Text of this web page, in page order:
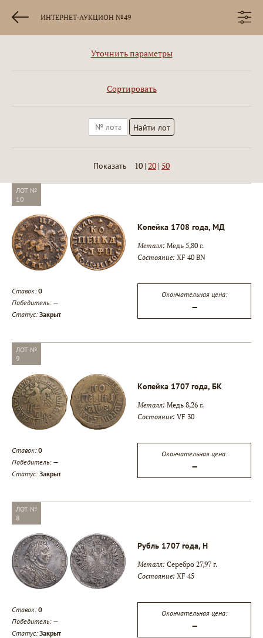
ИНТЕРНЕТ-АУКЦИОН №49
Уточнить параметры
Сортировать
Показать 10 | 20 | 50
ЛОТ №
10
Копейка 1708 года, МД
Металл: Медь 5,80 г.
Состояние: XF 40 BN
Ставок:0
Победитель: —
Статус:Закрыт
Окончательная цена:
—
ЛОТ №
9
Копейка 1707 года, БК
Металл: Медь 8,26 г.
Состояние: VF 30
Ставок:0
Победитель: —
Статус:Закрыт
Окончательная цена:
—
ЛОТ №
8
Рубль 1707 года, H
Металл: Серебро 27,97 г.
Состояние: XF 45
Ставок:0
Победитель: —
Статус:Закрыт
Окончательная цена:
—